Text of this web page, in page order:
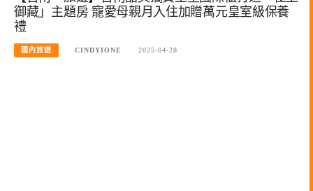
御藏」主題房 寵愛母親月入住加贈萬元皇室級保養
禮
國內旅遊 CINDYIONE 2025-04-28